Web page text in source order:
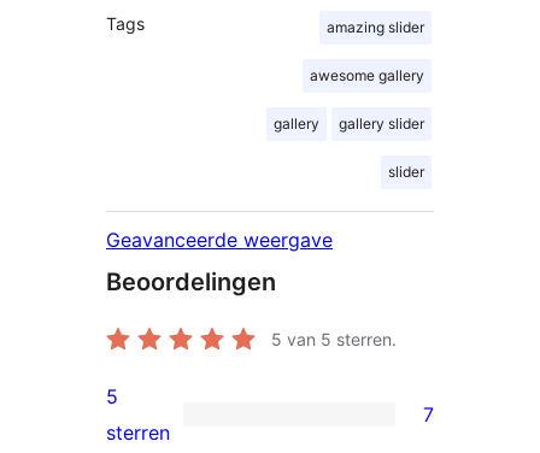
Tags amazing slider
awesome gallery
gallery gallery slider
slider
Geavanceerde weergave
Beoordelingen
5 van 5 sterren.
7
5
sterren
7